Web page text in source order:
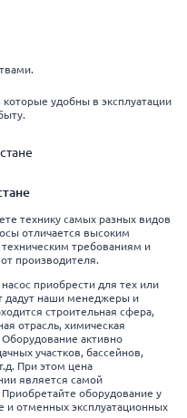
удобны в эксплуатации
технику самых разных видов
отличается высоким
требованиям и
производителя.
приобрести для тех или
дадут наши менеджеры и
строительная сфера,
отрасль, химическая
активно
участков, бассейнов,
При этом цена
является самой
оборудование у
и отменных эксплуатационных